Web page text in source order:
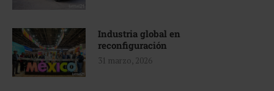
Industria global en
reconfiguración
31 marzo, 2026